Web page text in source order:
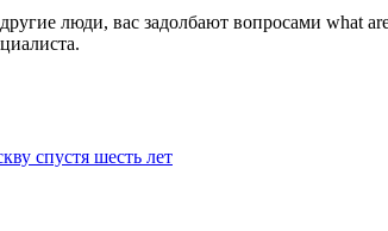
люди, вас задолбают вопросами what
спустя шесть лет